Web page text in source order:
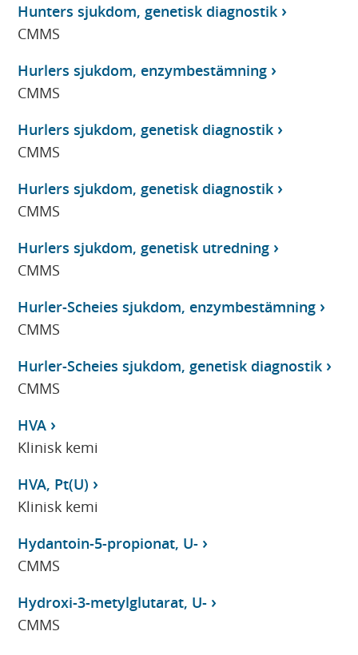
Hunters sjukdom, genetisk diagnostik
CMMS
Hurlers sjukdom, enzymbestämning
CMMS
Hurlers sjukdom, genetisk diagnostik
CMMS
Hurlers sjukdom, genetisk diagnostik
CMMS
Hurlers sjukdom, genetisk utredning
CMMS
Hurler-Scheies sjukdom, enzymbestämning
CMMS
Hurler-Scheies sjukdom, genetisk diagnostik
CMMS
HVA
Klinisk kemi
HVA, Pt(U)
Klinisk kemi
Hydantoin-5-propionat, U-
CMMS
Hydroxi-3-metylglutarat, U-
CMMS